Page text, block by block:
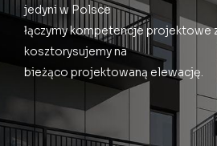
jedyni w Polsce
łączymy kompetencje projektowe
kosztorysujemy na
bieżąco projektowaną elewację.